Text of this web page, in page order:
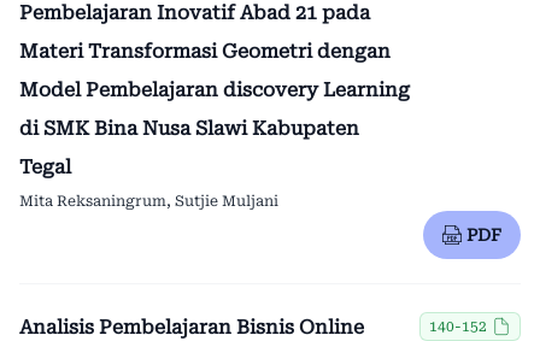
Pembelajaran Inovatif Abad 21 pada
Materi Transformasi Geometri dengan
Model Pembelajaran discovery Learning
di SMK Bina Nusa Slawi Kabupaten
Tegal
Mita Reksaningrum, Sutjie Muljani
PDF
Analisis Pembelajaran Bisnis Online
140-152